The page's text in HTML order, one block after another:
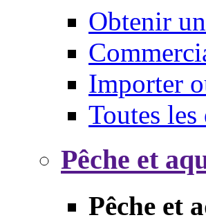
Obtenir
Importer
Toutes les
Pêche et
Pêche et